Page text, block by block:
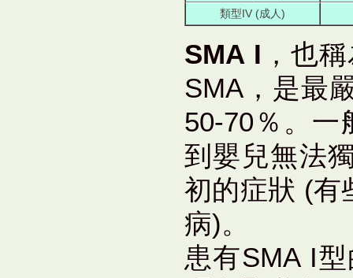
類型IV (成人)
SMA I ，也
SMA，是最
50-70％。一
到嬰兒無法
初的症狀 (有
病)。
患有SMA I